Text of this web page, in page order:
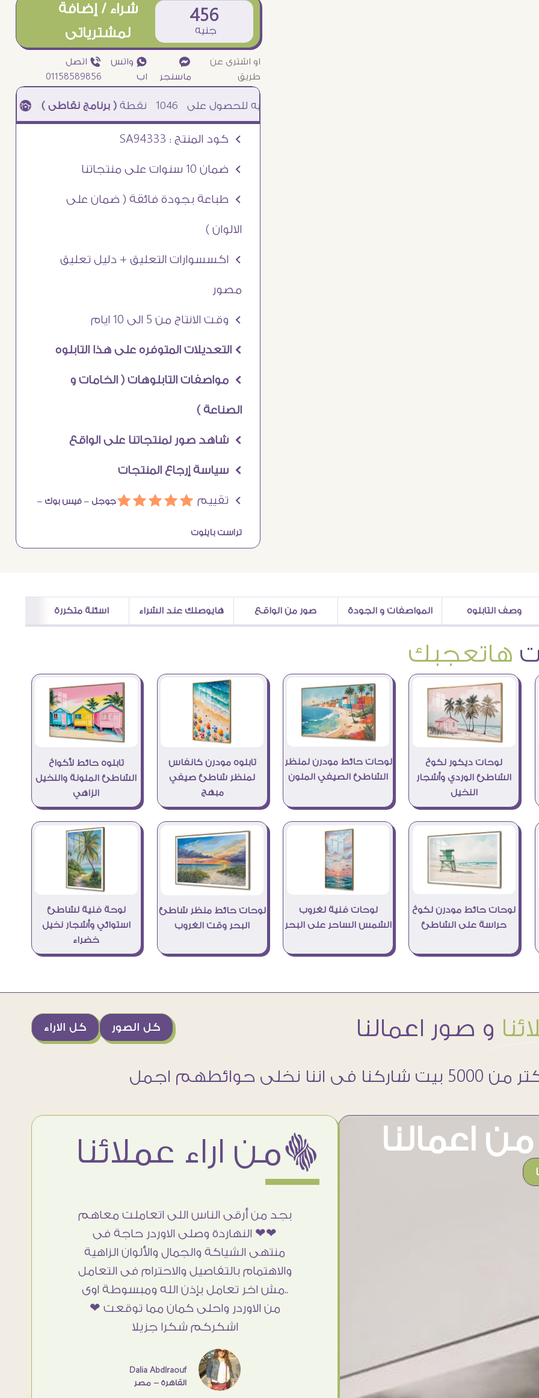
456
جنيه
شراء / إضافة
لمشترياتى
او اشترى عن
طريق
¥
ماسنجر
₧ واتس
اب
ƒ اتصل
01158589856
1046 نقطة( برنامج نقاطى ) à خصم 5% للعملاء الجدد à شحن مجانى عند الشراء ب 4000 جنيه à
Ö كود المنتج : SA94333
Ö ضمان 10 سنوات على منتجاتنا
Ö طباعة بجودة فائقة ( ضمان على
الالوان )
Ö اكسسوارات التعليق + دليل تعليق
مصور
Ö وقت الانتاج من 5 الى 10 ايام
Ö التعديلات المتوفره على هذا التابلوه
Ö مواصفات التابلوهات ( الخامات و
الصناعة )
Ö شاهد صور لمنتجاتنا على الواقع
Ö سياسة إرجاع المنتجات
Ö تقييم áááááجوجل – فيس بوك –
تراست بايلوت
وصف التابلوه المواصفات و الجودة صور من الواقع هايوصلك عند الشراء اسئلة متكررة
هاتعجبك
لوحات ديكور لكوخ
الشاطئ الوردي وأشجار
النخيل
لوحات حائط مودرن لمنظر
الشاطئ الصيفي الملون
تابلوه مودرن كانفاس
لمنظر شاطئ صيفي
مبهج
تابلوه حائط لأكواخ
الشاطئ الملونة والنخيل
الزاهي
لوحات حائط مودرن لكوخ
حراسة على الشاطئ
لوحات فنية لغروب
الشمس الساحر على البحر
لوحات حائط منظر شاطئ
البحر وقت الغروب
لوحة فنية لشاطئ
استوائي وأشجار نخيل
خضراء
و صور اعمالنا كل الاراء كل الصور
بيت شاركنا فى اننا نخلى حوائطهم اجمل
اعمالنا ëمن اراء عملائنا
Doaa Elsayd
القاهرة - مصر
بجد من أرقى الناس اللى اتعاملت معاهم
❤❤ النهاردة وصلى الاوردر حاجة فى
منتهى الشياكة والجمال والألوان الزاهية
والاهتمام بالتفاصيل والاحترام فى التعامل
..مش اخر تعامل بإذن الله ومبسوطة اوى
من الاوردر واحلى كمان مما توقعت ❤
اشكركم شكرا جزيلا
Dalia Abdlraouf
القاهرة - مصر